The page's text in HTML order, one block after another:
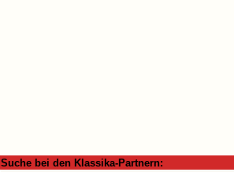
Suche bei den Klassika-Partnern: